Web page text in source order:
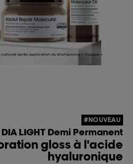
#NOUVEAU
DIA LIGHT Demi Permanent
gloss à l'acide
hyaluronique